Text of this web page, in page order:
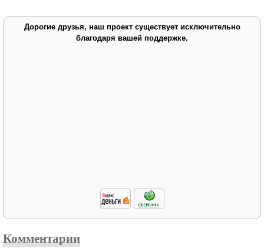
Дорогие друзья, наш проект существует исключительно
благодаря вашей поддержке.
Комментарии